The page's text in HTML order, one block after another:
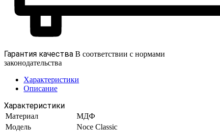
Гарантия качества В соответствии с нормами
законодательства
Характеристики
Описание
Характеристики
Материал
МДФ
Модель
Noce Classic